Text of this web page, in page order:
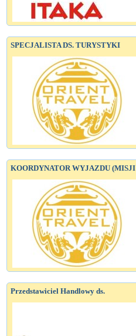
SPECJALISTA DS. TURYSTYKI
KOORDYNATOR WYJAZDU (MISJI
Przedstawiciel Handlowy ds.